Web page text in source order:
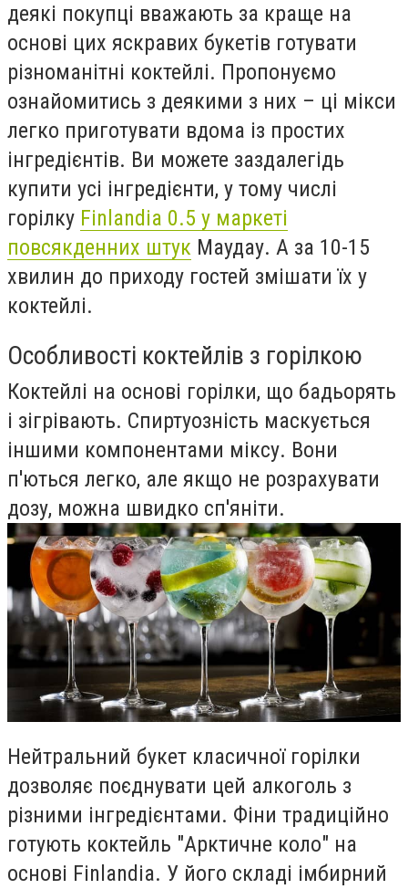
деякі покупці вважають за краще на
основі цих яскравих букетів готувати
різноманітні коктейлі. Пропонуємо
ознайомитись з деякими з них – ці мікси
легко приготувати вдома із простих
інгредієнтів. Ви можете заздалегідь
купити усі інгредієнти, у тому числі
горілку Finlandia 0.5 у маркеті
повсякденних штук Маудау. А за 10-15
хвилин до приходу гостей змішати їх у
коктейлі.
Особливості коктейлів з горілкою
Коктейлі на основі горілки, що бадьорять
і зігрівають. Спиртуозність маскується
іншими компонентами міксу. Вони
п'ються легко, але якщо не розрахувати
дозу, можна швидко сп'яніти.
Нейтральний букет класичної горілки
дозволяє поєднувати цей алкоголь з
різними інгредієнтами. Фіни традиційно
готують коктейль "Арктичне коло" на
основі Finlandia. У його складі імбирний